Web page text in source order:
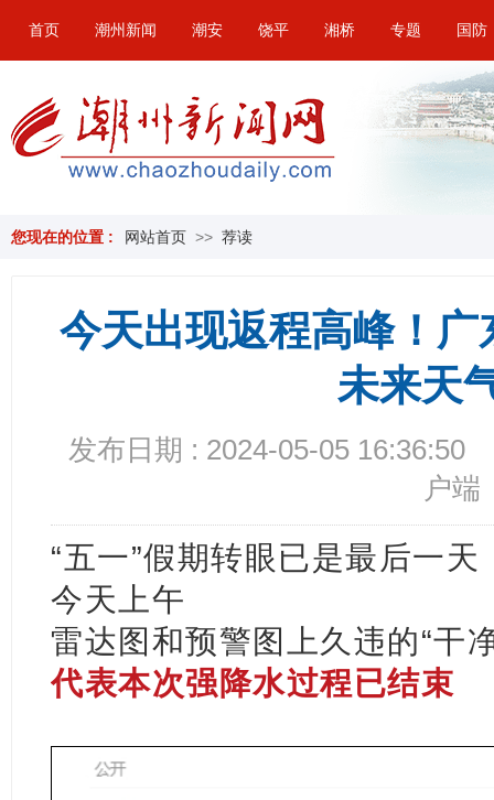
首页 潮州新闻 潮安 饶平 湘桥 专题 国防
您现在的位置 : 网站首页 >> 荐读
今天出现返程高峰！
未来天
发布日期 : 2024-05-05 16:36:50
户端
“五一”假期转眼已是最后一天
今天上午
雷达图和预警图上久违的“干
代表本次强降水过程已结束